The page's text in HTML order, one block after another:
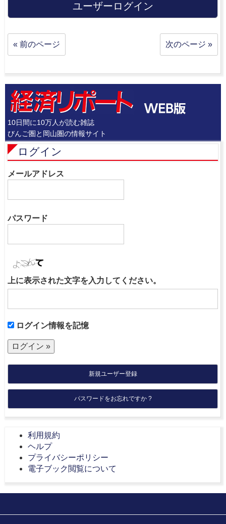
ユーザーログイン
« 前のページ 次のページ »
10日間に10万人が読む雑誌
びんご圏と岡山圏の情報サイト
ログイン
メールアドレス
パスワード
上に表示された文字を入力してください。
ログイン情報を記憶
新規ユーザー登録
パスワードをお忘れですか ?
利用規約
ヘルプ
プライバシーポリシー
電子ブック閲覧について